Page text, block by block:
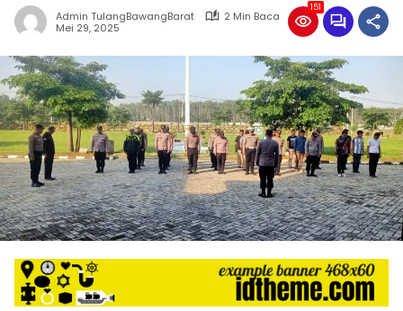
bernuansa
lokal
dan
dinamis,
memiliki
kisaran
harga
iklan
yang
relatif
lebih
murah
dari
Koran
maupun
media
Admin TulangBawangBarat
2 Min Baca
Mei 29, 2025
151